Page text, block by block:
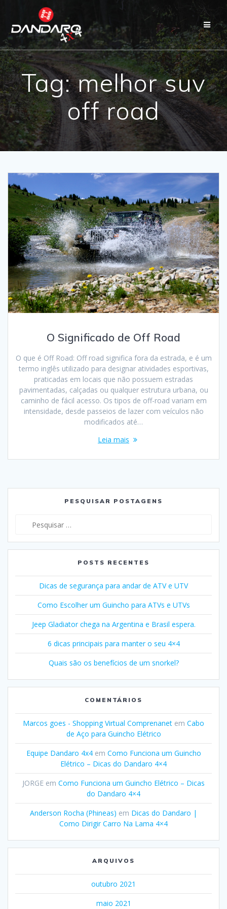
Tag:melhor suv
off road
O Significado de Off Road
O que é Off Road: Off road significa fora da estrada, e é um
termo inglês utilizado para designar atividades esportivas,
praticadas em locais que não possuem estradas
pavimentadas, calçadas ou qualquer estrutura urbana, ou
caminho de fácil acesso. Os tipos de off-road variam em
intensidade, desde passeios de lazer com veículos não
modificados até…
Leia mais
PESQUISAR POSTAGENS
POSTS RECENTES
Dicas de segurança para andar de ATV e UTV
Como Escolher um Guincho para ATVs e UTVs
Jeep Gladiator chega na Argentina e Brasil espera.
6 dicas principais para manter o seu 4×4
Quais são os benefícios de um snorkel?
COMENTÁRIOS
Marcos goes - Shopping Virtual Comprenanet em Cabo
de Aço para Guincho Elétrico
Equipe Dandaro 4x4em Como Funciona um Guincho
Elétrico – Dicas do Dandaro 4×4
JORGE em Como Funciona um Guincho Elétrico – Dicas
do Dandaro 4×4
Anderson Rocha (Phineas) em Dicas do Dandaro |
Como Dirigir Carro Na Lama 4×4
ARQUIVOS
outubro 2021
maio 2021